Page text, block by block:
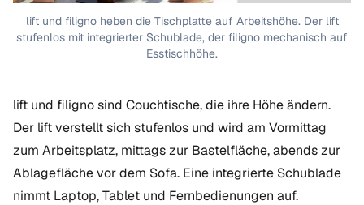
lift und filigno heben die Tischplatte auf Arbeitshöhe. Der lift
stufenlos mit integrierter Schublade, der filigno mechanisch auf
Esstischhöhe.
lift und filigno sind Couchtische, die ihre Höhe ändern.
Der lift verstellt sich stufenlos und wird am Vormittag
zum Arbeitsplatz, mittags zur Bastelfläche, abends zur
Ablagefläche vor dem Sofa. Eine integrierte Schublade
nimmt Laptop, Tablet und Fernbedienungen auf.